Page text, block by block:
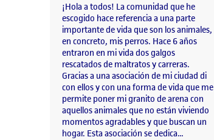
¡Hola a todos! La comunidad que he
escogido hace referencia a una parte
importante de vida que son los animales,
en concreto, mis perros. Hace 6 años
entraron en mi vida dos galgos
rescatados de maltratos y carreras.
Gracias a una asociación de mi ciudad di
con ellos y con una forma de vida que me
permite poner mi granito de arena con
aquellos animales que no están viviendo
momentos agradables y que buscan un
hogar. Esta asociación se dedica…